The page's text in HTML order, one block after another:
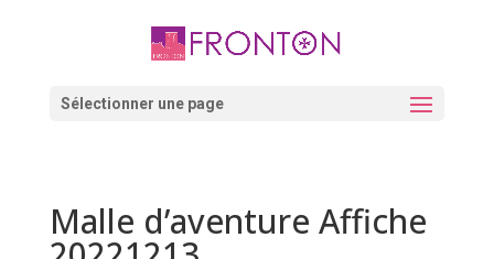
Sélectionner une page
Malle d’aventure Affiche